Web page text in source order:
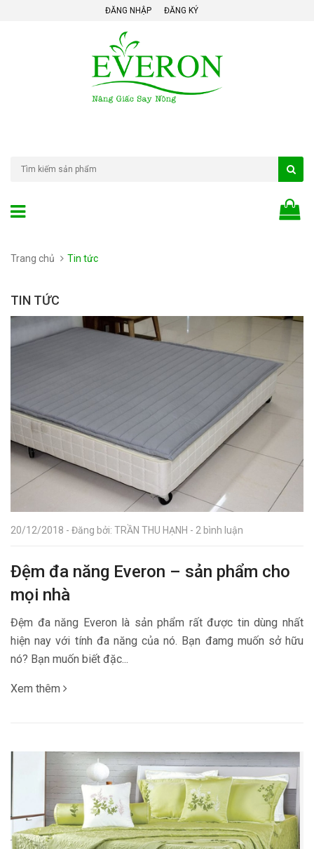
ĐĂNG NHẬP ĐĂNG KÝ
Trang chủ Tin tức
TIN TỨC
20/12/2018 - Đăng bởi: TRẦN THU HẠNH - 2 bình luận
Đệm đa năng Everon – sản phẩm cho
mọi nhà
Đệm đa năng Everon là sản phẩm rất được tin dùng nhất
hiện nay với tính đa năng của nó. Bạn đamg muốn sở hữu
nó? Bạn muốn biết đặc...
Xem thêm